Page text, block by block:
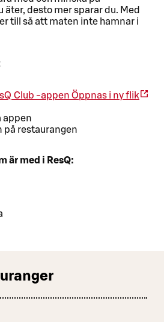
äter, desto mer sparar du. Med
till så att maten inte hamnar i
Club -appen Öppnas i ny flik
appen
på restaurangen
är med i ResQ: